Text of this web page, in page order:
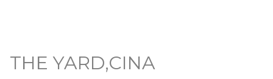
THE YARD,CINA